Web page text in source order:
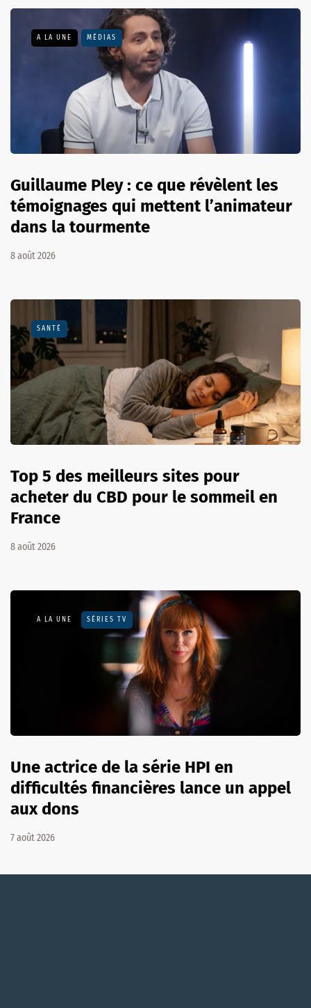
A LA UNE MÉDIAS
Guillaume Pley : ce que révèlent les
témoignages qui mettent l’animateur
dans la tourmente
8 août 2026
SANTÉ
Top 5 des meilleurs sites pour
acheter du CBD pour le sommeil en
France
8 août 2026
A LA UNE SÉRIES TV
Une actrice de la série HPI en
difficultés financières lance un appel
aux dons
7 août 2026